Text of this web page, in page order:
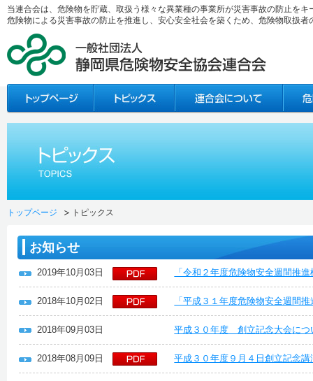
当連合会は、危険物を貯蔵、取扱う様々な異業種の事業所が災害事故の防止を
危険物による災害事故の防止を推進し、安心安全社会を築くため、危険物取扱
トップページ トピックス
お知らせ
2019年10月03日 「令和２年度危険物安全週間推
2018年10月02日 「平成３１年度危険物安全週間
2018年09月03日 平成３０年度 創立記念大会につ
2018年08月09日 平成３０年度９月４日創立記念